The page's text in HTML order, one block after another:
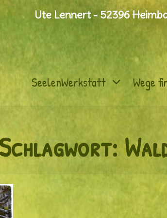
Ute Lennert - 52396
SeelenWerkstatt Wege
Schlagwort: